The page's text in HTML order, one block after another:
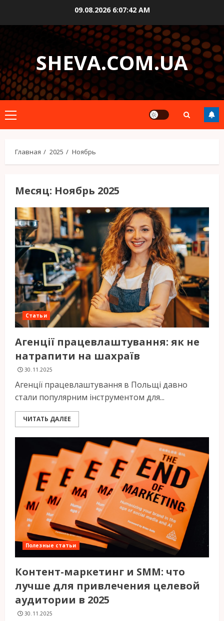
содержимому
09.08.2026 6:07:43 AM
SHEVA.COM.UA
Основное
меню
Главная 2025 Ноябрь
Месяц: Ноябрь 2025
Статьи
Агенції працевлаштування: як не
натрапити на шахраїв
30.11.2025
Агенції працевлаштування в Польщі давно
стали популярним інструментом для...
ЧИТАТЬ ДАЛЕЕ
Полезные статьи
Контент-маркетинг и SMM: что
лучше для привлечения целевой
аудитории в 2025
30.11.2025